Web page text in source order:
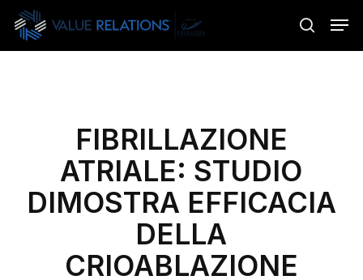
Skip
main
search
FIBRILLAZIONE
ATRIALE: STUDIO
DIMOSTRA EFFICACIA
DELLA
CRIOABLAZIONE